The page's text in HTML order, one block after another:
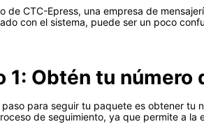
de CTC-Epress, una empresa de
con el sistema, puede ser un poco
1: Obtén tu número
paso para seguir tu paquete es obtener tu
de seguimiento, ya que permite a